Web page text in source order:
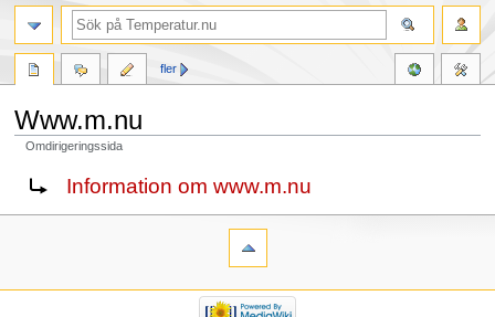
Www.m.nu
Omdirigeringssida
Hoppa
navigering
Hoppa
sök
Omdirigering till:Information om www.m.nu
fler